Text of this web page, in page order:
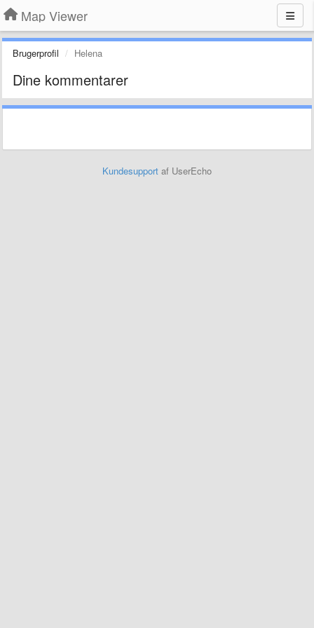
Map Viewer
Brugerprofil Helena
Dine kommentarer
Kundesupport af UserEcho